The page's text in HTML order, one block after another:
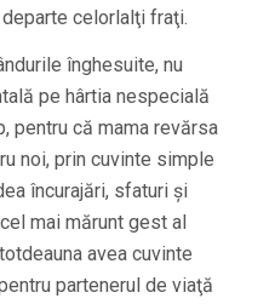
celorlalţi fraţi.
înghesuite, nu
pe hârtia nespecială
pentru că mama revărsa
noi, prin cuvinte simple
încurajări, sfaturi şi
mai mărunt gest al
avea cuvinte
partenerul de viaţă